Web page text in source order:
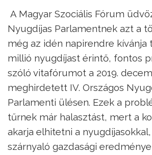
A Magyar Szociális Fórum
Nyugdíjas Parlamentnek azt a
még az idén napirendre kívánja
millió nyugdíjast érintő, fontos
szóló vitafórumot a 2019.
meghirdetett IV. Országos
Parlamenti ülésen. Ezek a
tűrnek már halasztást, mert a
akarja elhitetni a
szárnyaló gazdasági